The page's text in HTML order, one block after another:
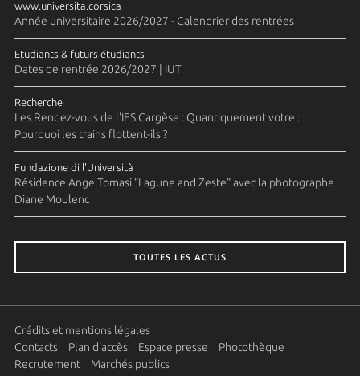
www.universita.corsica
Année universitaire 2026/2027 - Calendrier des rentrées
Etudiants & futurs étudiants
Dates de rentrée 2026/2027 | IUT
Recherche
Les Rendez-vous de l'IES Cargèse : Quantiquement votre :
Pourquoi les trains flottent-ils ?
Fundazione di l'Università
Résidence Ange Tomasi "Lagune and Zeste" avec la photographe
Diane Moulenc
TOUTES LES ACTUS
Crédits et mentions légales
Contacts
Plan d'accès Espace presse
Photothèque
Recrutement
Marchés publics